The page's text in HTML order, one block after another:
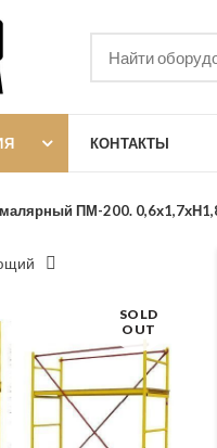
КОНТАКТЫ
ПМ-200.
SOLD
OUT